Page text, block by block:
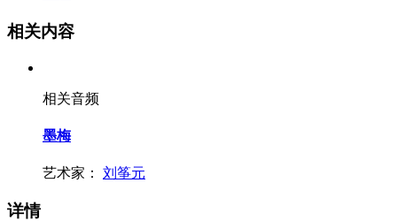
相关内容
相关音频
墨梅
艺术家： 刘筝元
详情